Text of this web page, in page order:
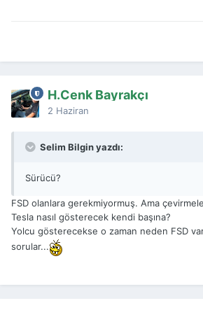
H.Cenk Bayrakçı
2 Haziran
Selim Bilgin yazdı:
Sürücü?
FSD olanlara gerekmiyormuş. Ama
Tesla nasıl gösterecek kendi başına?
Yolcu gösterecekse o zaman neden FSD
sorular...